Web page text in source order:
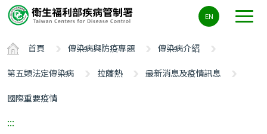
要
容
ALT+C
EN
首頁 傳染病與防疫專題
傳染病介紹
第五類法定傳染病
拉薩熱
最新消息及疫情訊息
國際重要疫情
:::